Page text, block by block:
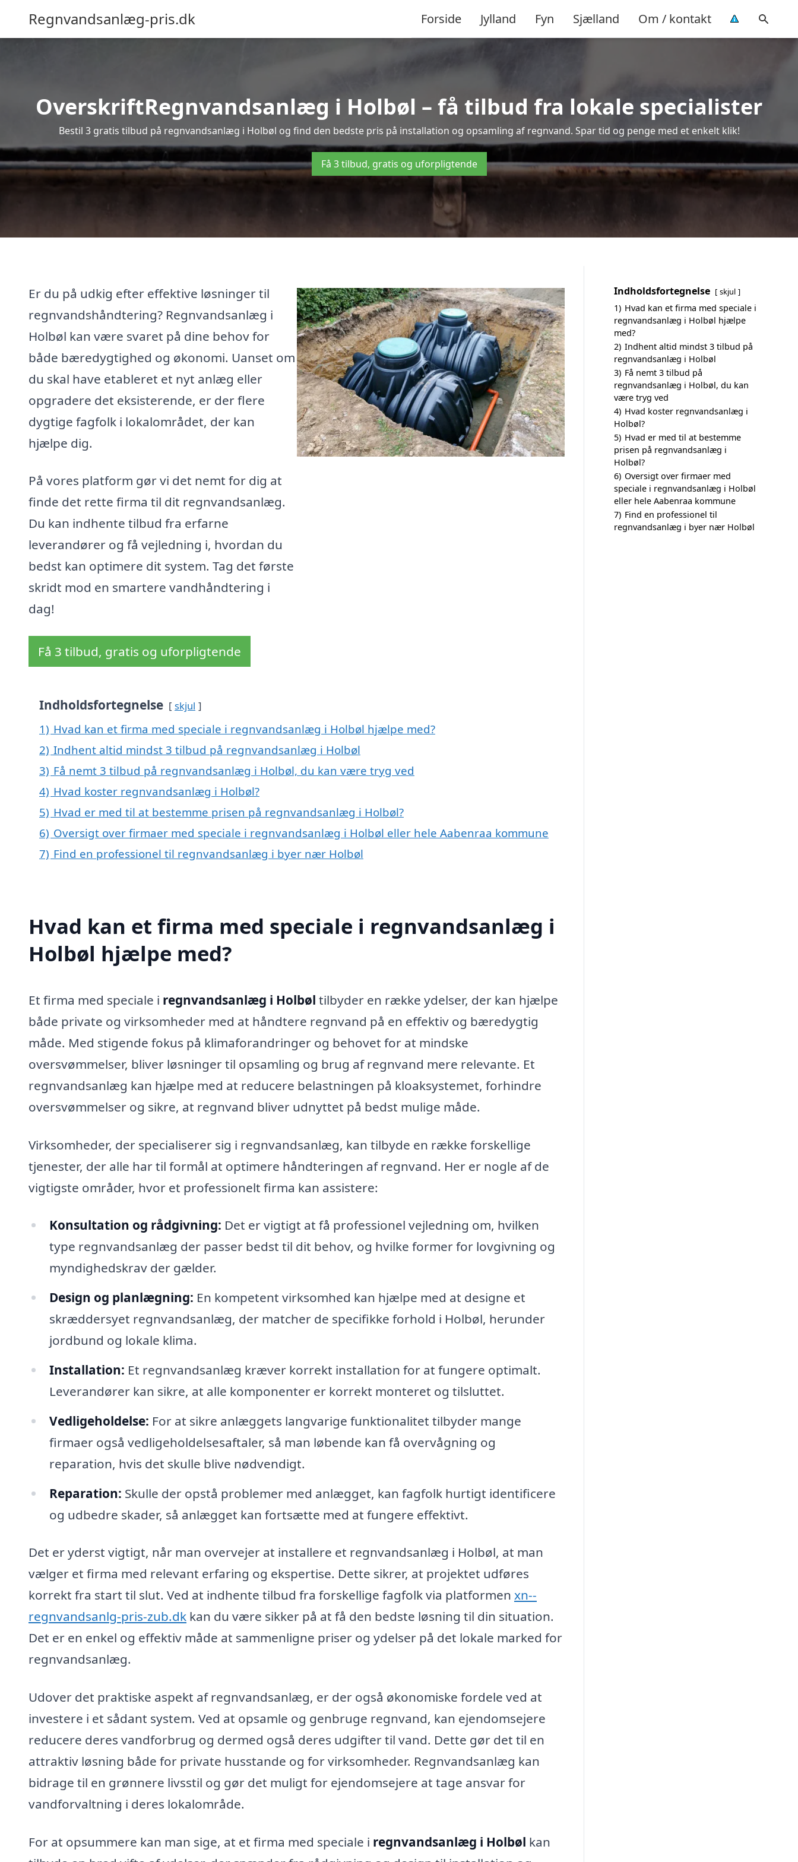
Regnvandsanlæg-pris.dk Forside Jylland Fyn Sjælland Om / kontakt
OverskriftRegnvandsanlæg i Holbøl – få tilbud fra lokale specialister
Bestil 3 gratis tilbud på regnvandsanlæg i Holbøl og find den bedste pris på installation og opsamling af regnvand. Spar tid og penge med et enkelt klik!
Få 3 tilbud, gratis og uforpligtende
Er du på udkig efter effektive løsninger til
regnvandshåndtering? Regnvandsanlæg i
Holbøl kan være svaret på dine behov for
både bæredygtighed og økonomi. Uanset om
du skal have etableret et nyt anlæg eller
opgradere det eksisterende, er der flere
dygtige fagfolk i lokalområdet, der kan
hjælpe dig.
På vores platform gør vi det nemt for dig at
finde det rette firma til dit regnvandsanlæg.
Du kan indhente tilbud fra erfarne
leverandører og få vejledning i, hvordan du
bedst kan optimere dit system. Tag det første
skridt mod en smartere vandhåndtering i
dag!
Få 3 tilbud, gratis og uforpligtende
Indholdsfortegnelse skjul
1) Hvad kan et firma med speciale i regnvandsanlæg i Holbøl hjælpe med?
2) Indhent altid mindst 3 tilbud på regnvandsanlæg i Holbøl
3) Få nemt 3 tilbud på regnvandsanlæg i Holbøl, du kan være tryg ved
4) Hvad koster regnvandsanlæg i Holbøl?
5) Hvad er med til at bestemme prisen på regnvandsanlæg i Holbøl?
6) Oversigt over firmaer med speciale i regnvandsanlæg i Holbøl eller hele Aabenraa kommune
7) Find en professionel til regnvandsanlæg i byer nær Holbøl
Hvad kan et firma med speciale i regnvandsanlæg i
Holbøl hjælpe med?
Et firma med speciale i regnvandsanlæg i Holbøl tilbyder en række ydelser, der kan hjælpe
både private og virksomheder med at håndtere regnvand på en effektiv og bæredygtig
måde. Med stigende fokus på klimaforandringer og behovet for at mindske
oversvømmelser, bliver løsninger til opsamling og brug af regnvand mere relevante. Et
regnvandsanlæg kan hjælpe med at reducere belastningen på kloaksystemet, forhindre
oversvømmelser og sikre, at regnvand bliver udnyttet på bedst mulige måde.
Virksomheder, der specialiserer sig i regnvandsanlæg, kan tilbyde en række forskellige
tjenester, der alle har til formål at optimere håndteringen af regnvand. Her er nogle af de
vigtigste områder, hvor et professionelt firma kan assistere:
Konsultation og rådgivning: Det er vigtigt at få professionel vejledning om, hvilken
type regnvandsanlæg der passer bedst til dit behov, og hvilke former for lovgivning og
myndighedskrav der gælder.
Design og planlægning: En kompetent virksomhed kan hjælpe med at designe et
skræddersyet regnvandsanlæg, der matcher de specifikke forhold i Holbøl, herunder
jordbund og lokale klima.
Installation: Et regnvandsanlæg kræver korrekt installation for at fungere optimalt.
Leverandører kan sikre, at alle komponenter er korrekt monteret og tilsluttet.
Vedligeholdelse: For at sikre anlæggets langvarige funktionalitet tilbyder mange
firmaer også vedligeholdelsesaftaler, så man løbende kan få overvågning og
reparation, hvis det skulle blive nødvendigt.
Reparation: Skulle der opstå problemer med anlægget, kan fagfolk hurtigt identificere
og udbedre skader, så anlægget kan fortsætte med at fungere effektivt.
Det er yderst vigtigt, når man overvejer at installere et regnvandsanlæg i Holbøl, at man
vælger et firma med relevant erfaring og ekspertise. Dette sikrer, at projektet udføres
korrekt fra start til slut. Ved at indhente tilbud fra forskellige fagfolk via platformen xn--
regnvandsanlg-pris-zub.dk kan du være sikker på at få den bedste løsning til din situation.
Det er en enkel og effektiv måde at sammenligne priser og ydelser på det lokale marked for
regnvandsanlæg.
Udover det praktiske aspekt af regnvandsanlæg, er der også økonomiske fordele ved at
investere i et sådant system. Ved at opsamle og genbruge regnvand, kan ejendomsejere
reducere deres vandforbrug og dermed også deres udgifter til vand. Dette gør det til en
attraktiv løsning både for private husstande og for virksomheder. Regnvandsanlæg kan
bidrage til en grønnere livsstil og gør det muligt for ejendomsejere at tage ansvar for
vandforvaltning i deres lokalområde.
For at opsummere kan man sige, at et firma med speciale i regnvandsanlæg i Holbøl kan
Indholdsfortegnelse skjul
1) Hvad kan et firma med speciale i
regnvandsanlæg i Holbøl hjælpe
med?
2) Indhent altid mindst 3 tilbud på
regnvandsanlæg i Holbøl
3) Få nemt 3 tilbud på
regnvandsanlæg i Holbøl, du kan
være tryg ved
4) Hvad koster regnvandsanlæg i
Holbøl?
5) Hvad er med til at bestemme
prisen på regnvandsanlæg i
Holbøl?
6) Oversigt over firmaer med
speciale i regnvandsanlæg i Holbøl
eller hele Aabenraa kommune
7) Find en professionel til
regnvandsanlæg i byer nær Holbøl